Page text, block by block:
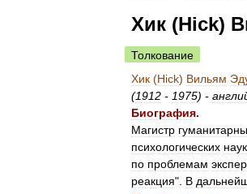
Хик (Hick)
Толкование
Хик (Hick) Вильям
(1912 - 1975) -
Биография.
Магистр
психологических наук
по проблемам
реакция". В